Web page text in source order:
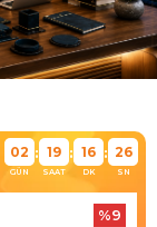
%9
02
GÜN
: 19
SAAT
: 16
DK
: 25
SN